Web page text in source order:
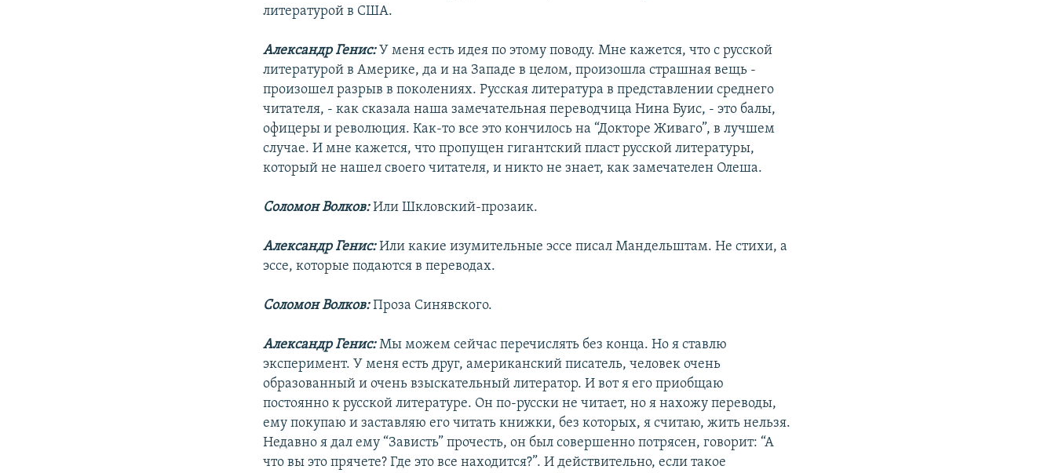
литературой в США.
Александр Генис:У меня есть идея по этому поводу. Мне кажется, что с русской
литературой в Америке, да и на Западе в целом, произошла страшная вещь -
произошел разрыв в поколениях. Русская литература в представлении среднего
читателя, - как сказала наша замечательная переводчица Нина Буис, - это балы,
офицеры и революция. Как-то все это кончилось на “Докторе Живаго”, в лучшем
случае. И мне кажется, что пропущен гигантский пласт русской литературы,
который не нашел своего читателя, и никто не знает, как замечателен Олеша.
Соломон Волков:Или Шкловский-прозаик.
Александр Генис:Или какие изумительные эссе писал Мандельштам. Не стихи, а
эссе, которые подаются в переводах.
Соломон Волков:Проза Синявского.
Александр Генис:Мы можем сейчас перечислять без конца. Но я ставлю
эксперимент. У меня есть друг, американский писатель, человек очень
образованный и очень взыскательный литератор. И вот я его приобщаю
постоянно к русской литературе. Он по-русски не читает, но я нахожу переводы,
ему покупаю и заставляю его читать книжки, без которых, я считаю, жить нельзя.
Недавно я дал ему “Зависть” прочесть, он был совершенно потрясен, говорит: “А
что вы это прячете? Где это все находится?”. И действительно, если такое